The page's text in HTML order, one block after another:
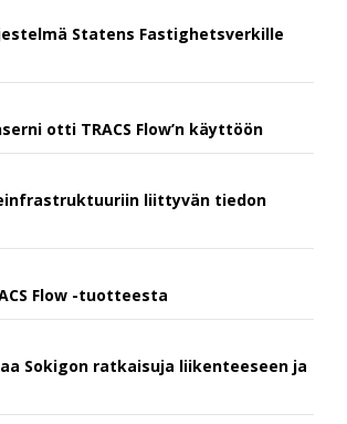
Statens Fastighetsverkille
otti TRACS Flow’n käyttöön
liittyvän tiedon
Flow -tuotteesta
Sokigon ratkaisuja liikenteeseen ja